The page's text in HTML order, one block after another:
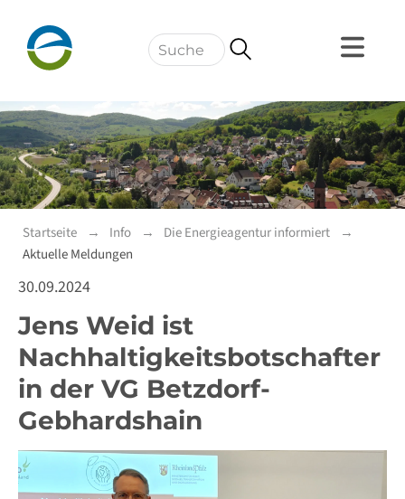
Navigation
Startseite Info
Die Energieagentur informiert
Aktuelle Meldungen
30.09.2024
Jens Weid ist
Nachhaltigkeitsbotschafter
in der VG Betzdorf-
Gebhardshain